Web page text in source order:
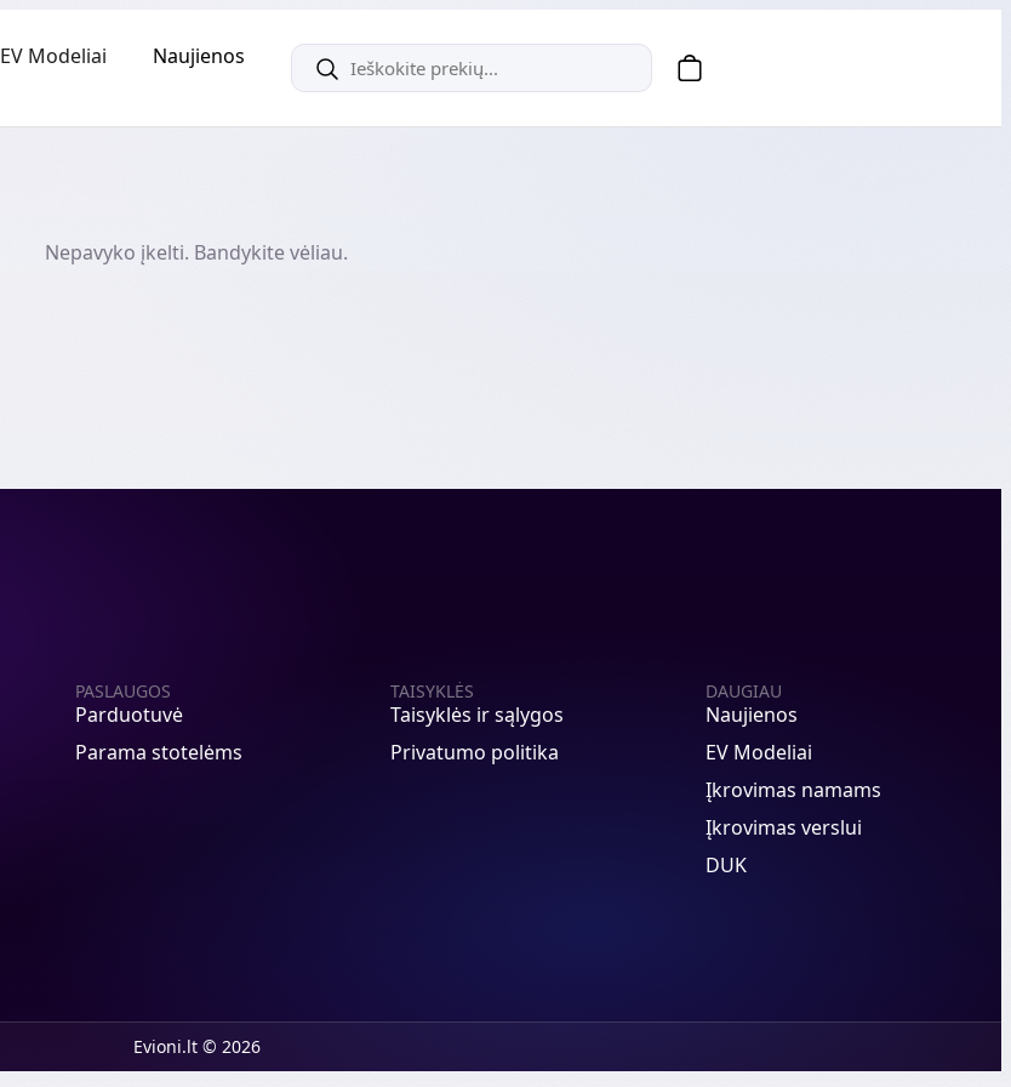
EV Modeliai Naujienos
Nepavyko įkelti. Bandykite vėliau.
PASLAUGOS
Parduotuvė
Parama stotelėms
TAISYKLĖS
Taisyklės ir sąlygos
Privatumo politika
DAUGIAU
Naujienos
EV Modeliai
Įkrovimas namams
Įkrovimas verslui
DUK
Evioni.lt © 2026